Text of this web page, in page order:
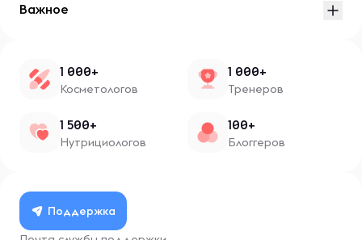
Важное
1 000+
Косметологов
1 000+
Тренеров
1 500+
Нутрициологов
100+
Блоггеров
Поддержка